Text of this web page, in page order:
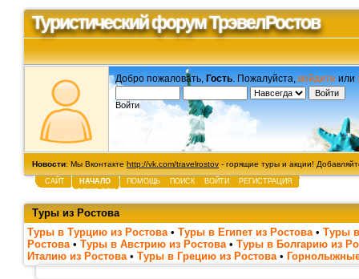
Туристический форум ТрэвелРостов
Добро пожаловать, Гость . Пожалуйста, войдите или
Войти
Новости: Мы Вконтакте http://vk.com/travelrostov - горящие туры и акции!
САЙТ НАЧАЛО ПОМОЩЬ ПОИСК ВОЙТИ РЕГИСТРАЦИЯ
Туры из Ростова
Туры в Турцию из Ростова • Туры в Египет из Ростова • Туры
Ростова • Туры в Австрию из Ростова • Туры в Болгарию из
Италию из Ростова • Туры в Грецию из Ростова •